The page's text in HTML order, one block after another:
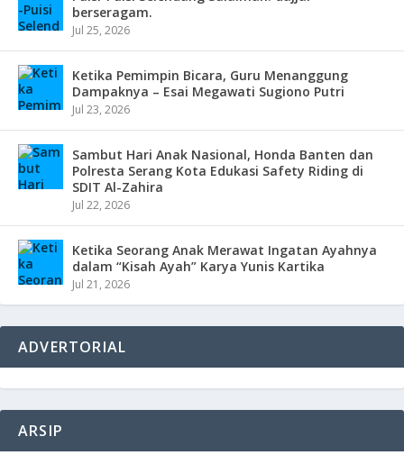
berseragam.
Jul 25, 2026
Ketika Pemimpin Bicara, Guru Menanggung
Dampaknya – Esai Megawati Sugiono Putri
Jul 23, 2026
Sambut Hari Anak Nasional, Honda Banten dan
Polresta Serang Kota Edukasi Safety Riding di
SDIT Al-Zahira
Jul 22, 2026
Ketika Seorang Anak Merawat Ingatan Ayahnya
dalam “Kisah Ayah” Karya Yunis Kartika
Jul 21, 2026
ADVERTORIAL
ARSIP